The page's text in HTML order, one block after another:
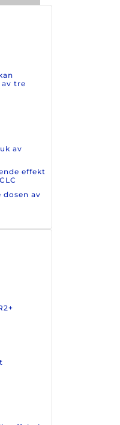
tre
av
effekt
dosen av